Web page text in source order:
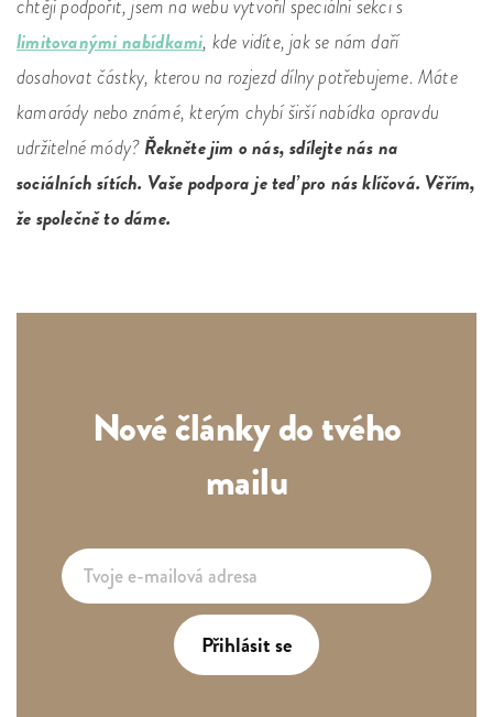
chtějí podpořit, jsem na webu vytvořil speciální sekci s
limitovanými nabídkami, kde vidíte, jak se nám daří
dosahovat částky, kterou na rozjezd dílny potřebujeme. Máte
kamarády nebo známé, kterým chybí širší nabídka opravdu
udržitelné módy? Řekněte jim o nás, sdílejte nás na
sociálních sítích. Vaše podpora je teď pro nás klíčová. Věřím,
že společně to dáme.
Nové články do tvého
mailu
Přihlásit se